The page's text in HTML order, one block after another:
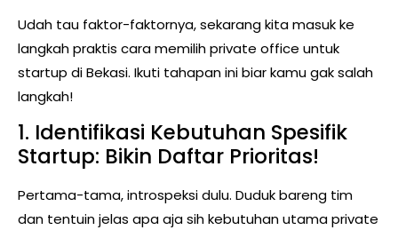
Udah tau faktor-faktornya, sekarang kita masuk ke
langkah praktis cara memilih private office untuk
startup di Bekasi. Ikuti tahapan ini biar kamu gak salah
langkah!
1. Identifikasi Kebutuhan Spesifik
Startup: Bikin Daftar Prioritas!
Pertama-tama, introspeksi dulu. Duduk bareng tim
dan tentuin jelas apa aja sih kebutuhan utama private